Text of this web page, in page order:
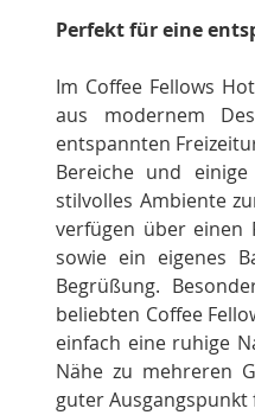
Perfekt für eine
Im Coffee Fellows
aus modernem
entspannten
Bereiche und
stilvolles Ambiente
verfügen über einen
sowie ein eigenes
Begrüßung.
beliebten Coffee
einfach eine ruhige
Nähe zu mehreren
guter